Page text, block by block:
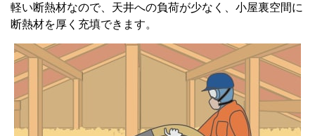
軽い断熱材なので、天井への負荷が少なく、小屋裏空間に
断熱材を厚く充填できます。